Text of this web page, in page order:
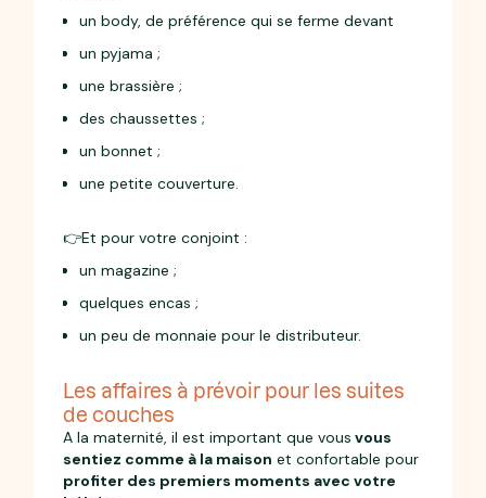
un body, de préférence qui se ferme devant
un pyjama ;
une brassière ;
des chaussettes ;
un bonnet ;
une petite couverture.
👉Et pour votre conjoint :
un magazine ;
quelques encas ;
un peu de monnaie pour le distributeur.
Les affaires à prévoir pour les suites
de couches
A la maternité, il est important que vous vous
sentiez comme à la maison et confortable pour
profiter des premiers moments avec votre